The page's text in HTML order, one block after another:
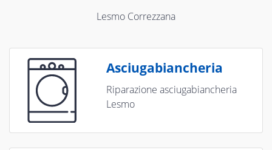
Lesmo Correzzana
Asciugabiancheria
Riparazione asciugabiancheria
Lesmo